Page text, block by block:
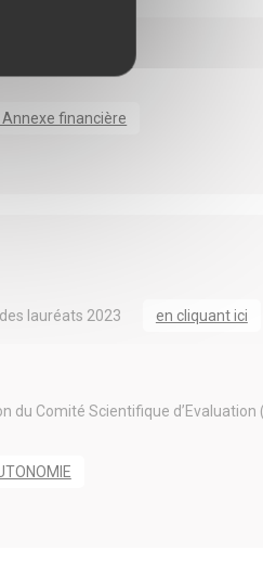
Annexe financière
lauréats 2023 en cliquant ici
Comité Scientifique d’Evaluation